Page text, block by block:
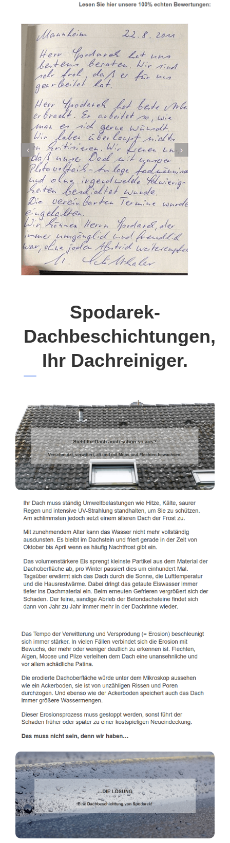
Spodarek-
Dachbeschichtungen,
Ihr Dachreiniger.